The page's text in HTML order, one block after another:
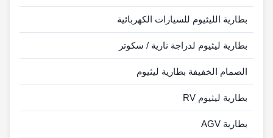
بطارية الليثيوم للسيارات الكهربائية
بطارية ليثيوم لدراجة نارية / سكوتر
الصمام الخفيفة بطارية ليثيوم
بطارية ليثيوم RV
بطارية AGV